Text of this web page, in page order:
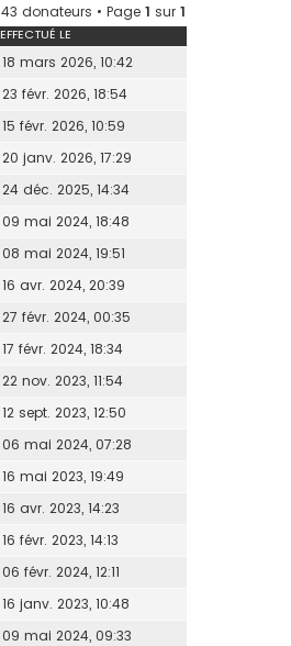
43 donateurs • Page 1 sur 1
EFFECTUÉ LE
18 mars 2026, 10:42
23 févr. 2026, 18:54
15 févr. 2026, 10:59
20 janv. 2026, 17:29
24 déc. 2025, 14:34
09 mai 2024, 18:48
08 mai 2024, 19:51
16 avr. 2024, 20:39
27 févr. 2024, 00:35
17 févr. 2024, 18:34
22 nov. 2023, 11:54
12 sept. 2023, 12:50
06 mai 2024, 07:28
16 mai 2023, 19:49
16 avr. 2023, 14:23
16 févr. 2023, 14:13
06 févr. 2024, 12:11
16 janv. 2023, 10:48
09 mai 2024, 09:33